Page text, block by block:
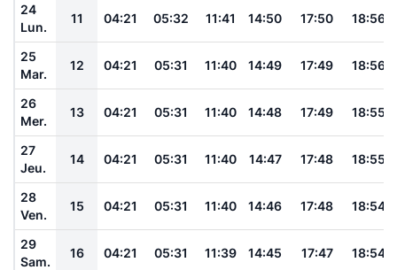
24
Lun.
11 04:21 05:32 11:41 14:50 17:50 18:56
25
Mar.
12 04:21 05:31 11:40 14:49 17:49 18:56
26
Mer.
13 04:21 05:31 11:40 14:48 17:49 18:55
27
Jeu.
14 04:21 05:31 11:40 14:47 17:48 18:55
28
Ven.
15 04:21 05:31 11:40 14:46 17:48 18:54
29
Sam.
16 04:21 05:31 11:39 14:45 17:47 18:54